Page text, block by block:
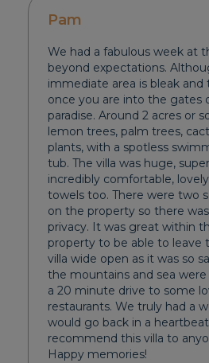
Pam
We had a fabulous week at
beyond expectations.
immediate area is bleak and
once you are into the gates
paradise. Around 2 acres or
lemon trees, palm trees,
plants, with a spotless
tub. The villa was huge,
incredibly comfortable,
towels too. There were two
on the property so there
privacy. It was great within
property to be able to leave
villa wide open as it was so
the mountains and sea
a 20 minute drive to some
restaurants. We truly had a
would go back in a
recommend this villa to
Happy memories!